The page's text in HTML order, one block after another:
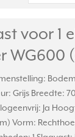
voor 1
WG600
Grijs Breedte:
Ja
Vorm: